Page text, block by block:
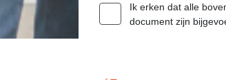
Ik erken dat alle
document zijn